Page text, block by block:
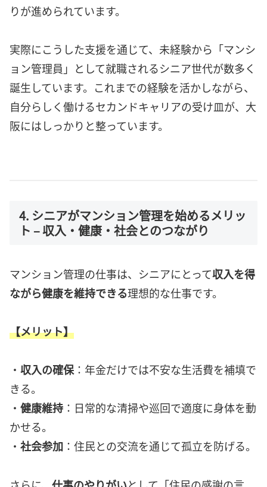
りが進められています。
実際にこうした支援を通じて、未経験から「マンシ
ョン管理員」として就職されるシニア世代が数多く
誕生しています。これまでの経験を活かしながら、
自分らしく働けるセカンドキャリアの受け皿が、大
阪にはしっかりと整っています。
4. シニアがマンション管理を始めるメリッ
ト – 収入・健康・社会とのつながり
マンション管理の仕事は、シニアにとって収入を得
ながら健康を維持できる理想的な仕事です。
【メリット】
・ 収入の確保：年金だけでは不安な生活費を補填で
きる。
・ 健康維持 ：日常的な清掃や巡回で適度に身体を動
かせる。
・ 社会参加 ：住民との交流を通じて孤立を防げる。